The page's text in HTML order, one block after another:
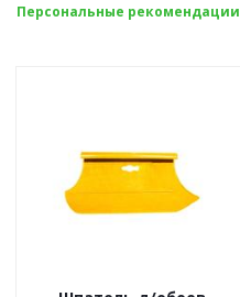
Персональные рекомендации